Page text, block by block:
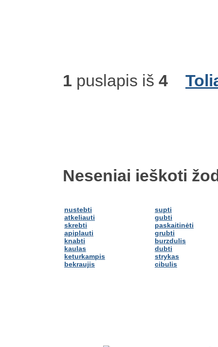
1 puslapis iš 4
Neseniai ieškoti
nustebti
atkeliauti
skrebti
apiplauti
knabti
kaulas
keturkampis
bekraujis
supti
gubti
paskaitinėti
grubti
burzdulis
dubti
strykas
cibulis